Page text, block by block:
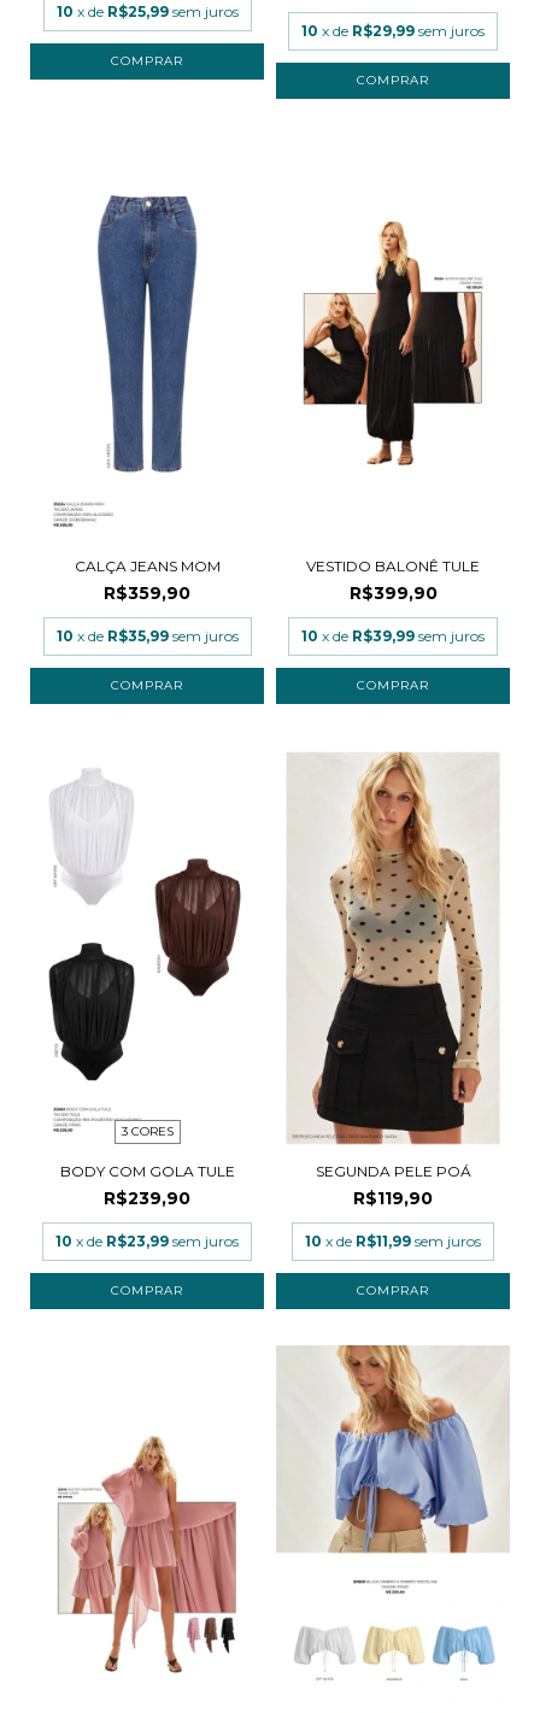
10 x de R$25,99 sem juros
COMPRAR
10 x de R$29,99 sem juros
COMPRAR
CALÇA JEANS MOM
R$359,90
10 x de R$35,99 sem juros
COMPRAR
VESTIDO BALONÊ TULE
R$399,90
10 x de R$39,99 sem juros
COMPRAR
3 CORES
BODY COM GOLA TULE
R$239,90
10 x de R$23,99 sem juros
COMPRAR
SEGUNDA PELE POÁ
R$119,90
10 x de R$11,99 sem juros
COMPRAR